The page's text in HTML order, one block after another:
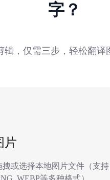
字？
辑，仅需三步，轻松翻译
片
拽或选择本地图片文件（支持
WEBP等多种格式）。